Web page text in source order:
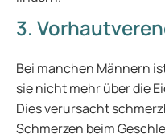
3.
Bei manchen Männern
sie nicht mehr über die
Dies verursacht
Schmerzen beim